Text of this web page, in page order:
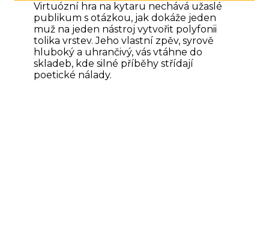
Virtuózní hra na kytaru nechává užaslé
publikum s otázkou, jak dokáže jeden
muž na jeden nástroj vytvořit polyfonii
tolika vrstev. Jeho vlastní zpěv, syrově
hluboký a uhrančivý, vás vtáhne do
skladeb, kde silné příběhy střídají
poetické nálady.